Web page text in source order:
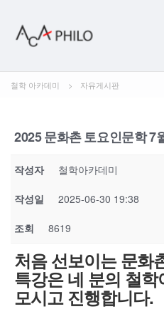
철학 아카데미 > 자유게시판
2025 문화촌 토요인문학 7
작성자 철학아카데미
작성일 2025-06-30 19:38
조회 8619
처음 선보이는 문화
특강은 네 분의 철
모시고 진행합니다.